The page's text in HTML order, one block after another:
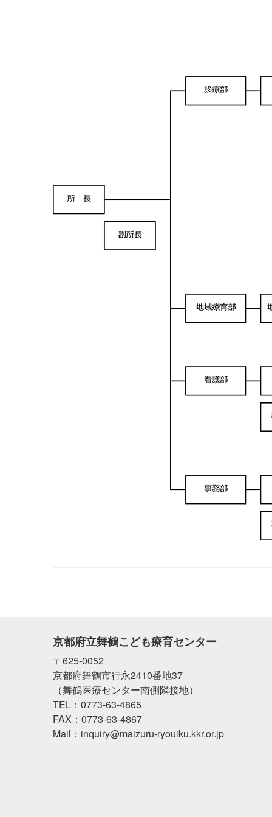
京都府立舞鶴こども療育センター
〒625-0052
京都府舞鶴市行永2410番地37
（舞鶴医療センター南側隣接地）
TEL：0773-63-4865
FAX：0773-63-4867
Mail：inquiry@maizuru-ryouiku.kkr.or.jp